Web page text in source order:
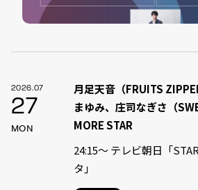
2026.07
27
MON
月足天音（FRUITS
まゆみ、庄司なぎさ（
MORE STAR
24:15〜 テレビ朝日「
タ」